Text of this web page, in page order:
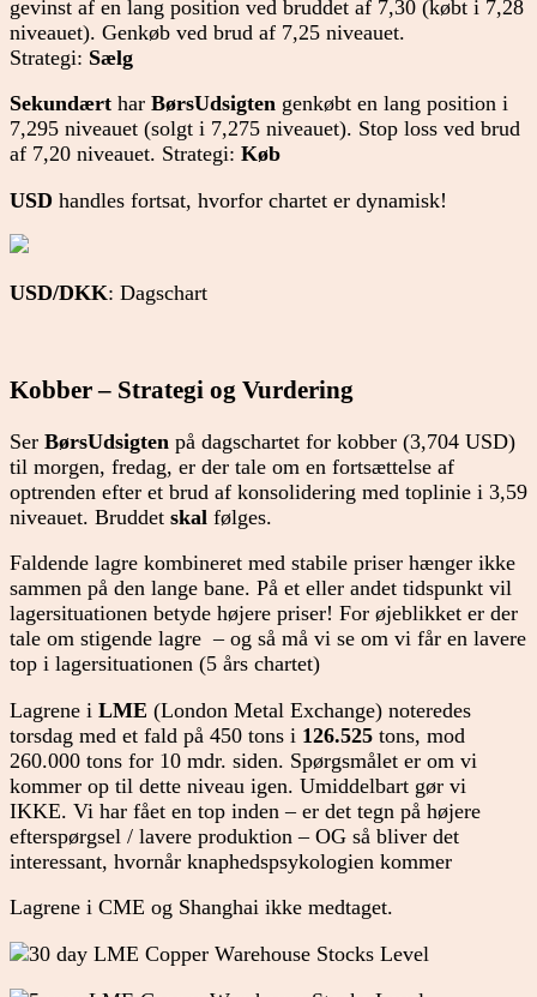
gevinst af en lang position ved bruddet af 7,30 (købt i 7,28
niveauet). Genkøb ved brud af 7,25 niveauet.
Strategi: Sælg
Sekundært har BørsUdsigten genkøbt en lang position i
7,295 niveauet (solgt i 7,275 niveauet). Stop loss ved brud
af 7,20 niveauet. Strategi: Køb
USD handles fortsat, hvorfor chartet er dynamisk!
USD/DKK: Dagschart
Kobber – Strategi og Vurdering
Ser BørsUdsigten på dagschartet for kobber (3,704 USD)
til morgen, fredag, er der tale om en fortsættelse af
optrenden efter et brud af konsolidering med toplinie i 3,59
niveauet. Bruddet skal følges.
Faldende lagre kombineret med stabile priser hænger ikke
sammen på den lange bane. På et eller andet tidspunkt vil
lagersituationen betyde højere priser! For øjeblikket er der
tale om stigende lagre – og så må vi se om vi får en lavere
top i lagersituationen (5 års chartet)
Lagrene i LME (London Metal Exchange) noteredes
torsdag med et fald på 450 tons i 126.525 tons, mod
260.000 tons for 10 mdr. siden. Spørgsmålet er om vi
kommer op til dette niveau igen. Umiddelbart gør vi
IKKE. Vi har fået en top inden – er det tegn på højere
efterspørgsel / lavere produktion – OG så bliver det
interessant, hvornår knaphedspsykologien kommer
Lagrene i CME og Shanghai ikke medtaget.